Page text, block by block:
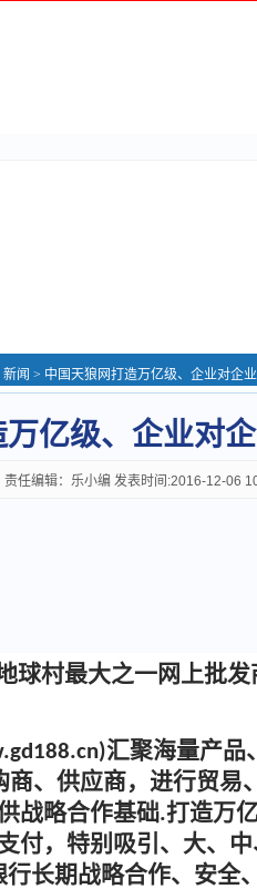
新闻 > 中国天狼网打造万亿级、企业对企
亿级、企业对
任编辑：乐小编 发表时间:2016-12-06
球村最大之一网上批发
汇聚海量产品
商、供应商，进行贸易
战略合作基础.打造万
付，特别吸引、大、
长期战略合作、安全